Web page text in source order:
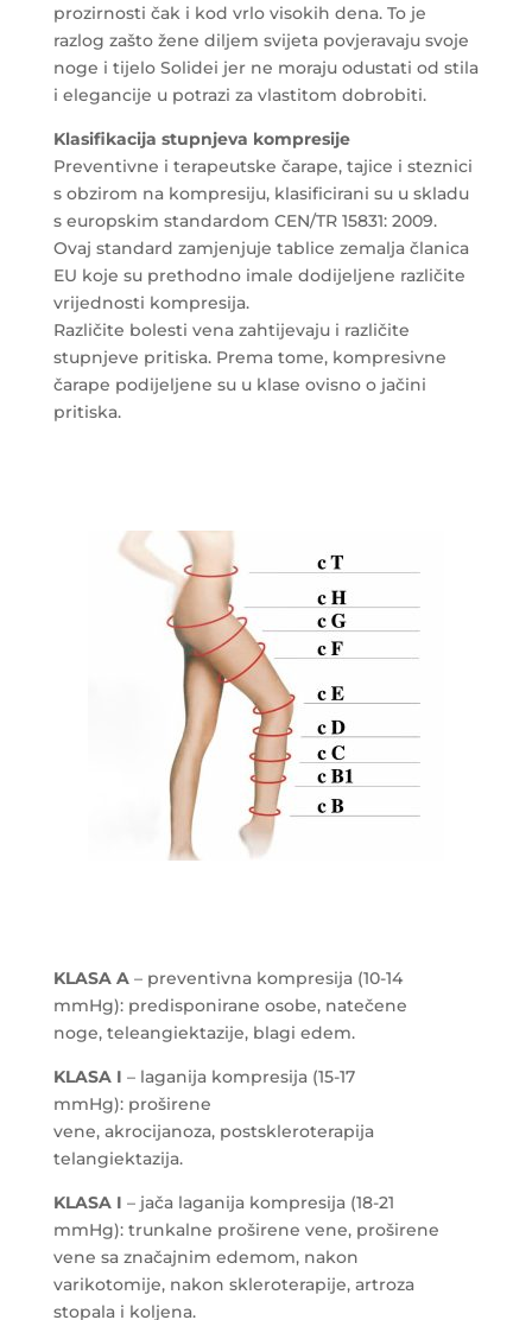
prozirnosti čak i kod vrlo visokih dena. To je
razlog zašto žene diljem svijeta povjeravaju svoje
noge i tijelo Solidei jer ne moraju odustati od stila
i elegancije u potrazi za vlastitom dobrobiti.
Klasifikacija stupnjeva kompresije
Preventivne i terapeutske čarape, tajice i steznici
s obzirom na kompresiju, klasificirani su u skladu
s europskim standardom CEN/TR 15831: 2009.
Ovaj standard zamjenjuje tablice zemalja članica
EU koje su prethodno imale dodijeljene različite
vrijednosti kompresija.
Različite bolesti vena zahtijevaju i različite
stupnjeve pritiska. Prema tome, kompresivne
čarape podijeljene su u klase ovisno o jačini
pritiska.
KLASA A – preventivna kompresija (10-14
mmHg): predisponirane osobe, natečene
noge, teleangiektazije, blagi edem.
KLASA I – laganija kompresija (15-17
mmHg): proširene
vene, akrocijanoza, postskleroterapija
telangiektazija.
KLASA I – jača laganija kompresija (18-21
mmHg): trunkalne proširene vene, proširene
vene sa značajnim edemom, nakon
varikotomije, nakon skleroterapije, artroza
stopala i koljena.